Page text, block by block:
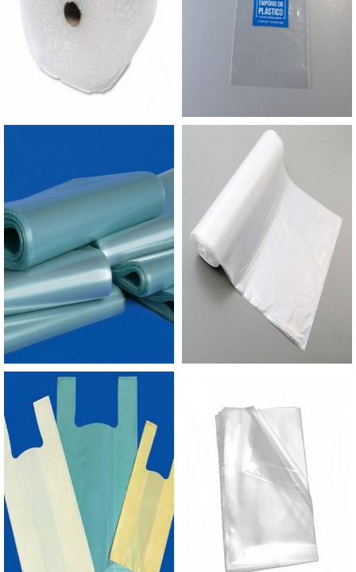
orçamento..